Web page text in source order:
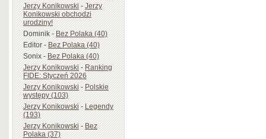
Jerzy Konikowski-Jerzy
Konikowski obchodzi
urodziny!
Dominik-Bez Polaka (40)
Editor-Bez Polaka (40)
Sonix-Bez Polaka (40)
Jerzy Konikowski-Ranking
FIDE: Styczeń 2026
Jerzy Konikowski-Polskie
występy (103)
Jerzy Konikowski-Legendy
(193)
Jerzy Konikowski-Bez
Polaka (37)